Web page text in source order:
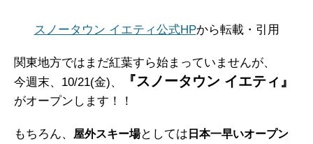
スノータウン イエティ公式HPから転載・引用
関東地方ではまだ紅葉すら始まっていませんが、
今週末、10/21(金)、
『スノータウン イエティ』
がオープンします！！
もちろん、 屋外スキー場としては 日本一早いオープン